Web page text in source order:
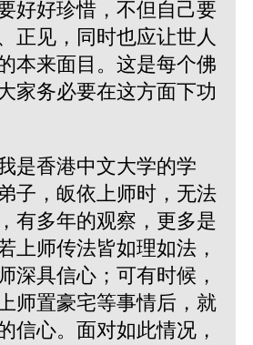
好好珍惜，不但自己要
正见，同时也应让世人
本来面目。这是每个佛
家务必要在这方面下功
是香港中文大学的学
子，皈依上师时，无法
有多年的观察，更多是
上师传法皆如理如法，
深具信心；可有时候，
师置豪宅等事情后，就
信心。面对如此情况，